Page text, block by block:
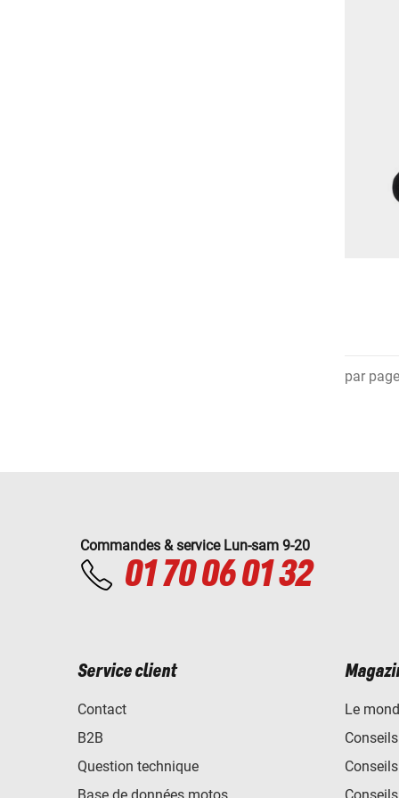
par page
Commandes & service Lun-sam 9-20
01 70 06 01 32
Service client
Contact
B2B
Question technique
Base de données motos
Le